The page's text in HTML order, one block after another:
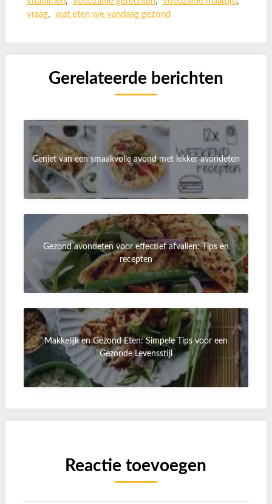
vraag, wat eten we vandaag gezond
Gerelateerde berichten
Geniet van een smaakvolle avond met lekker avondeten
Gezond avondeten voor effectief afvallen: Tips en
recepten
Makkelijk en Gezond Eten: Simpele Tips voor een
Gezonde Levensstijl
Reactie toevoegen